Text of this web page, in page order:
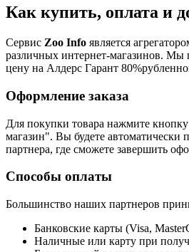
Как купить, оплата и
Сервис Zoo Info является
различных интернет-магазинов.
цену на Алдерс Гарант
Оформление заказа
Для покупки товара нажмите
магазин". Вы будете автоматически
партнера, где сможете завершить
Способы оплаты
Большинство наших партнеров
Банковские карты (Visa,
Наличные или карту при